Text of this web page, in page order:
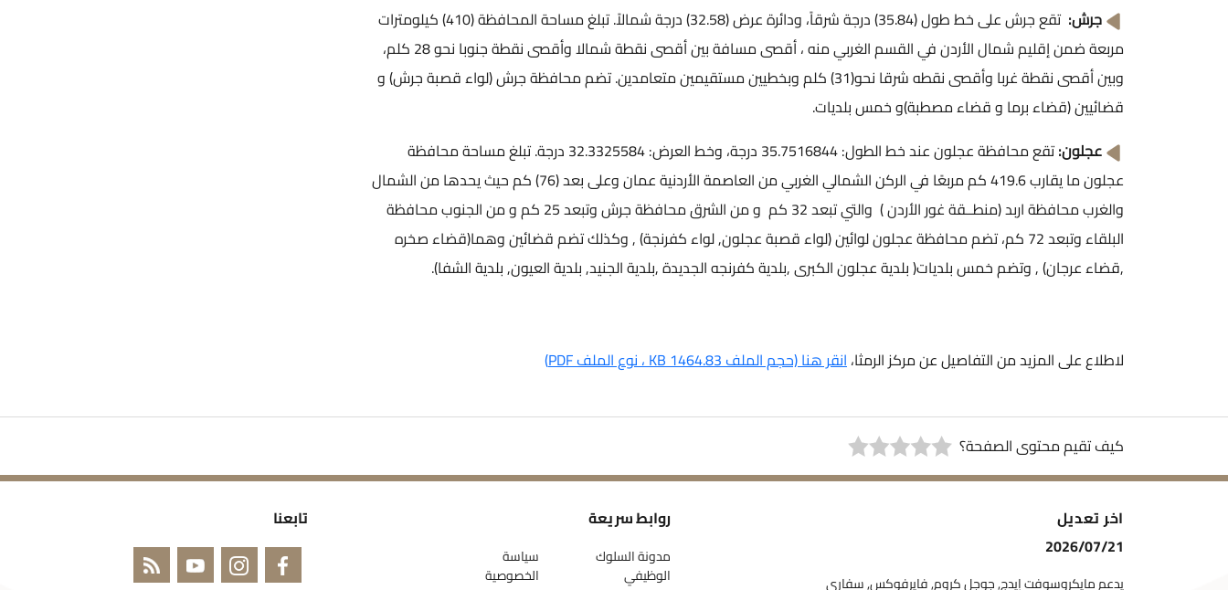
جرش:
تقع جرش على خط طول (35.84) درجة شرقاً، ودائرة عرض (32.58) درجة شمالاً. تبلغ مساحة المحافظة (410) كيلومترات
مربعة ضمن إقليم شمال الأردن في القسم الغربي منه ، أقصى مسافة بين أقصى نقطة شمالا وأقصى نقطة جنوبا نحو 28 كلم،
وبين أقصى نقطة غربا وأقصى نقطه شرقا نحو(31) كلم وبخطيين مستقيمين متعامدين. تضم محافظة جرش (لواء قصبة جرش) و
قضائيين (قضاء برما و قضاء مصطبة)و خمس بلديات.
عجلون:
تقع محافظة عجلون عند خط الطول: 35.7516844 درجة، وخط العرض: 32.3325584 درجة. تبلغ مساحة محافظة
عجلون ما يقارب 419.6 كم مربعًا في الركن الشمالي الغربي من العاصمة الأردنية عمان وعلى بعد (76) كم حيث يحدها من الشمال
والغرب محافظة اربد (منطــقة غور الأردن ) والتي تبعد 32 كم و من الشرق محافظة جرش وتبعد 25 كم و من الجنوب محافظة
البلقاء وتبعد 72 كم، تضم محافظة عجلون لوائين (لواء قصبة عجلون, لواء كفرنجة) , وكذلك تضم قضائين وهما(قضاء صخره
,قضاء عرجان) , وتضم خمس بلديات( بلدية عجلون الكبرى ,بلدية كفرنجه الجديدة ,بلدية الجنيد, بلدية العيون, بلدية الشفا).
لاطلاع على المزيد من التفاصيل عن مركز الرمثا،انقر هنا (حجم الملف 1464.83 KB ، نوع الملف PDF)
كيف تقيم محتوى الصفحة؟
اخر تعديل
2026/07/21
يدعم مايكروسوفت إيدج, جوجل كروم, فايرفوكس, سفاري
روابط سريعة
مدونة السلوك
الوظيفي
سياسة
الخصوصية
تابعنا